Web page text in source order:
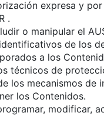
expresa y
.
o manipular el
de los
a los
técnicos de
los mecanismos de
los Contenidos.
modificar,